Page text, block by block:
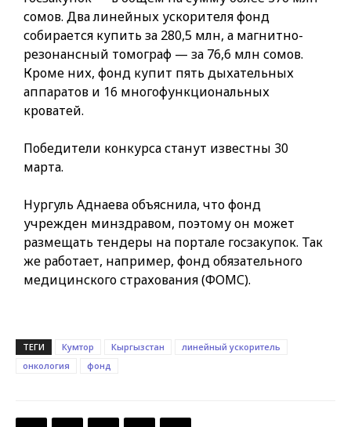
сомов. Два линейных ускорителя фонд
собирается купить за 280,5 млн, а магнитно-
резонансный томограф — за 76,6 млн сомов.
Кроме них, фонд купит пять дыхательных
аппаратов и 16 многофункциональных
кроватей.
Победители конкурса станут известны 30
марта.
Нургуль Аднаева объяснила, что фонд
учрежден минздравом, поэтому он может
размещать тендеры на портале госзакупок. Так
же работает, например, фонд обязательного
медицинского страхования (ФОМС).
ТЕГИ Кумтор Кыргызстан
линейный ускоритель
онкология
фонд